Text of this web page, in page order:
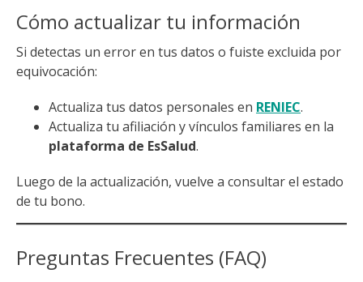
Cómo actualizar tu información
Si detectas un error en tus datos o fuiste excluida por
equivocación:
Actualiza tus datos personales en RENIEC.
Actualiza tu afiliación y vínculos familiares en la
plataforma de EsSalud.
Luego de la actualización, vuelve a consultar el estado
de tu bono.
Preguntas Frecuentes (FAQ)